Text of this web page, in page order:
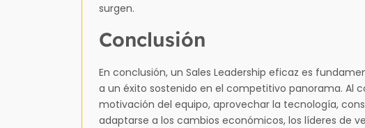
surgen.
Conclusión
En conclusión, un Sales Leadership eficaz es
a un éxito sostenido en el competitivo panorama. Al
motivación del equipo, aprovechar la tecnología,
adaptarse a los cambios económicos, los líderes de